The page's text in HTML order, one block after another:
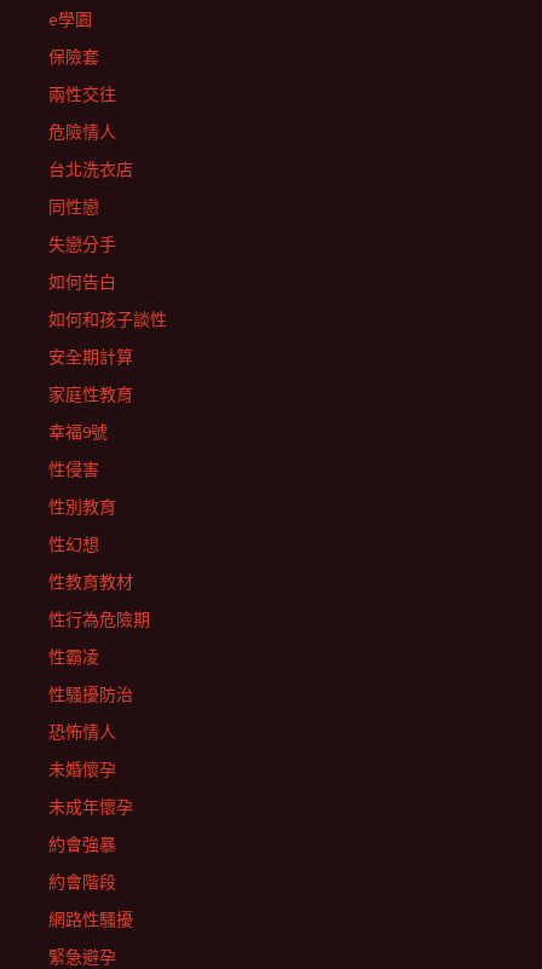
e學園
保險套
兩性交往
危險情人
台北洗衣店
同性戀
失戀分手
如何告白
如何和孩子談性
安全期計算
家庭性教育
幸福9號
性侵害
性別教育
性幻想
性教育教材
性行為危險期
性霸凌
性騷擾防治
恐怖情人
未婚懷孕
未成年懷孕
約會強暴
約會階段
網路性騷擾
緊急避孕